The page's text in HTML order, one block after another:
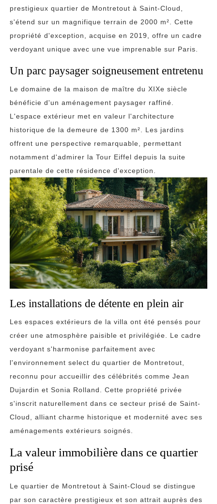
prestigieux quartier de Montretout à Saint-Cloud,
s'étend sur un magnifique terrain de 2000 m². Cette
propriété d'exception, acquise en 2019, offre un cadre
verdoyant unique avec une vue imprenable sur Paris.
Un parc paysager soigneusement entretenu
Le domaine de la maison de maître du XIXe siècle
bénéficie d'un aménagement paysager raffiné.
L'espace extérieur met en valeur l'architecture
historique de la demeure de 1300 m². Les jardins
offrent une perspective remarquable, permettant
notamment d'admirer la Tour Eiffel depuis la suite
parentale de cette résidence d'exception.
Les installations de détente en plein air
Les espaces extérieurs de la villa ont été pensés pour
créer une atmosphère paisible et privilégiée. Le cadre
verdoyant s'harmonise parfaitement avec
l'environnement select du quartier de Montretout,
reconnu pour accueillir des célébrités comme Jean
Dujardin et Sonia Rolland. Cette propriété privée
s'inscrit naturellement dans ce secteur prisé de Saint-
Cloud, alliant charme historique et modernité avec ses
aménagements extérieurs soignés.
La valeur immobilière dans ce quartier
prisé
Le quartier de Montretout à Saint-Cloud se distingue
par son caractère prestigieux et son attrait auprès des